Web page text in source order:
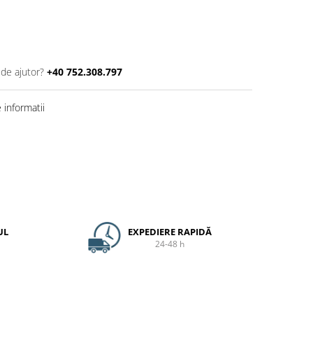
ajutor? +40 752.308.797
informatii
EXPEDIERE RAPIDĂ
24-48 h